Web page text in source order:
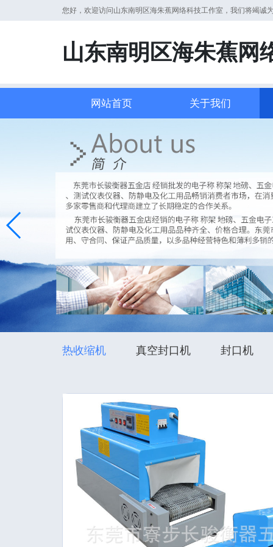
您好，欢迎访问山东南明区海朱蕉网络科技工作室，我们将竭诚
山东南明区海朱蕉网
网站首页 关于我们
热收缩机 真空封口机 封口机